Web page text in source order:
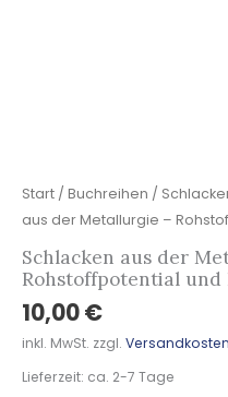
Start / Buchreihen /
aus der Metallurgie –
Schlacken aus der
Rohstoffpotential und
10,00€
inkl. MwSt. zzgl. Versandkosten
Lieferzeit: ca. 2-7 Tage
Metallurgie
–
und
Menge